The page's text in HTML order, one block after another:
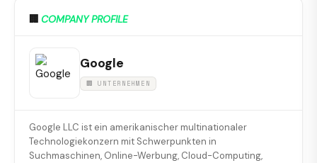
🏢 COMPANY PROFILE
Google
🏢 UNTERNEHMEN
Google LLC ist ein amerikanischer multinationaler
Technologiekonzern mit Schwerpunkten in
Suchmaschinen, Online-Werbung, Cloud-Computing,